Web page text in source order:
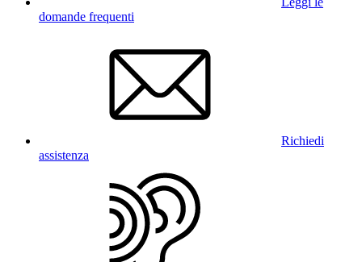
domande frequenti
Richiedi
assistenza